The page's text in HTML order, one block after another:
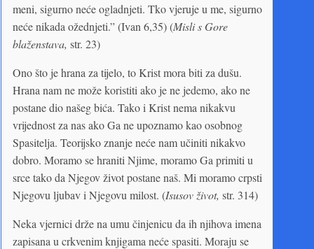
meni, sigurno neće ogladnjeti. Tko vjeruje u me, sigurno
neće nikada ožednjeti.” (Ivan 6,35) (Misli s Gore
blaženstava, str. 23)
Ono što je hrana za tijelo, to Krist mora biti za dušu.
Hrana nam ne može koristiti ako je ne jedemo, ako ne
postane dio našeg bića. Tako i Krist nema nikakvu
vrijednost za nas ako Ga ne upoznamo kao osobnog
Spasitelja. Teorijsko znanje neće nam učiniti nikakvo
dobro. Moramo se hraniti Njime, moramo Ga primiti u
srce tako da Njegov život postane naš. Mi moramo crpsti
Njegovu ljubav i Njegovu milost. (Isusov život, str. 314)
Neka vjernici drže na umu činjenicu da ih njihova imena
zapisana u crkvenim knjigama neće spasiti. Moraju se